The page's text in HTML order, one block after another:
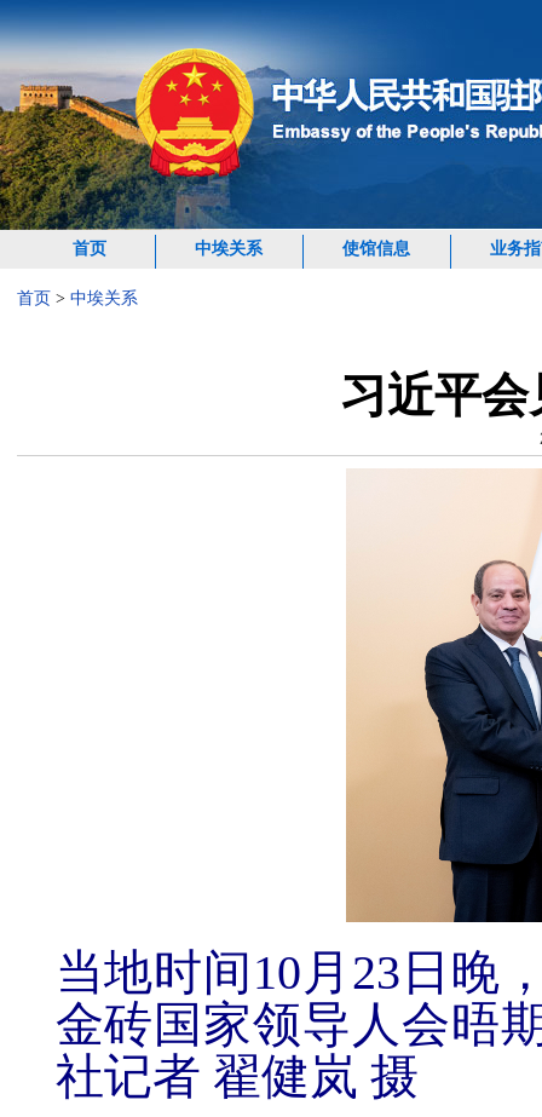
首页 中埃关系 使馆信息 业务
首页 > 中埃关系
习近平
当地时间10月23日晚
金砖国家领导人会晤
社记者 翟健岚 摄